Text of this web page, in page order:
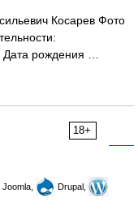
Косарев Фото
Дата рождения …
18+
Joomla,
Drupal,